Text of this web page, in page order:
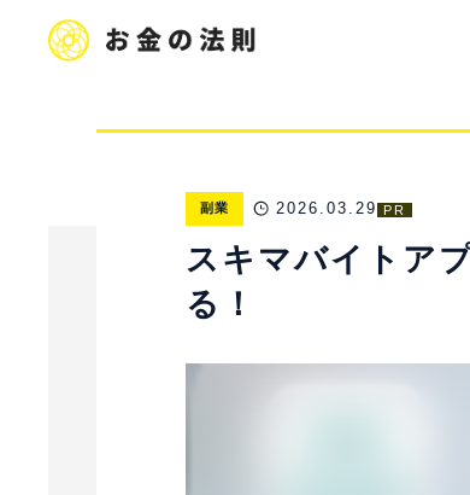
PR
副業 2026.03.29
スキマバイトア
る！